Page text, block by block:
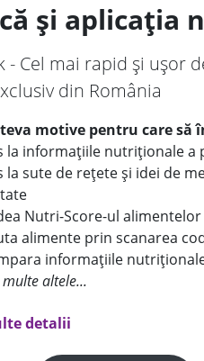
și aplicația
- Cel mai rapid și ușor
din România
motive pentru care să
la informațiile nutriționale a
la sute de rețete și idei de
Nutri-Score-ul alimentelor
alimente prin scanarea
informațiile
altele...
detalii